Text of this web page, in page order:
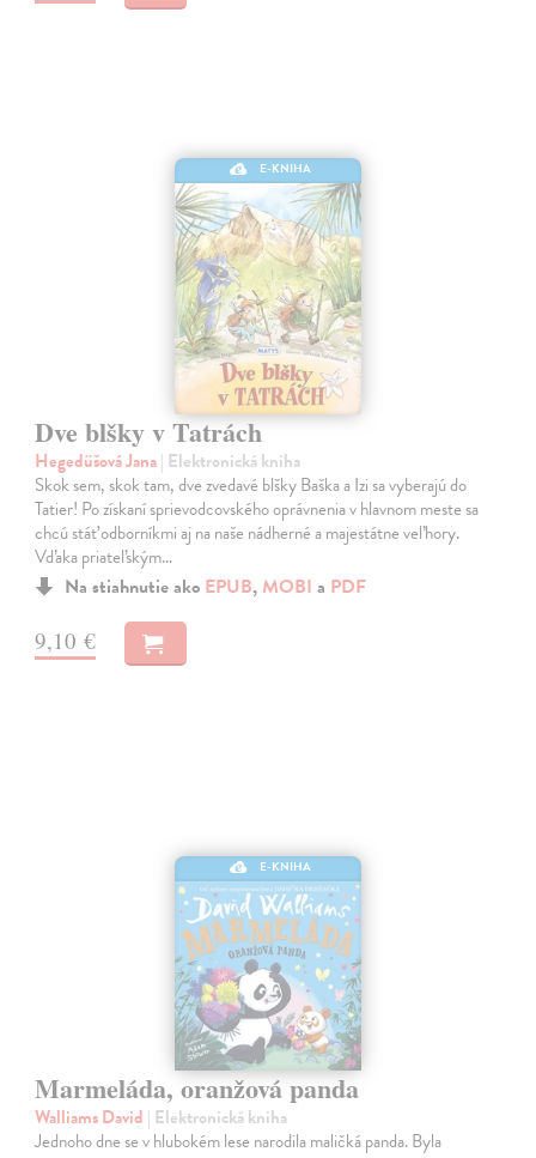
E-KNIHA
Dve blšky v Tatrách
Hegedüšová Jana| Elektronická kniha
Skok sem, skok tam, dve zvedavé blšky Baška a Izi sa vyberajú do
Tatier! Po získaní sprievodcovského oprávnenia v hlavnom meste sa
chcú stáť odborníkmi aj na naše nádherné a majestátne veľhory.
Vďaka priateľským…
Na stiahnutie ako EPUB, MOBI a PDF
9,10 €
E-KNIHA
Marmeláda, oranžová panda
Walliams David | Elektronická kniha
Jednoho dne se v hlubokém lese narodila maličká panda. Byla